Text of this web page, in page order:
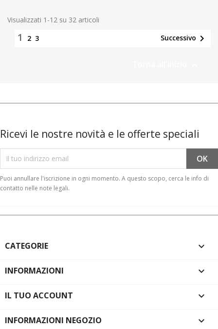
Visualizzati 1-12 su 32 articoli
1 2 3 Successivo 
Ricevi le nostre novità e le offerte speciali
Puoi annullare l'iscrizione in ogni momento. A questo scopo, cerca le info di
contatto nelle note legali.
CATEGORIE 
INFORMAZIONI 
IL TUO ACCOUNT 
INFORMAZIONI NEGOZIO keyboard_arrow_down